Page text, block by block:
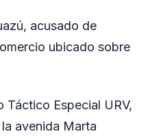
acusado de
ubicado sobre
Especial URV,
avenida Marta